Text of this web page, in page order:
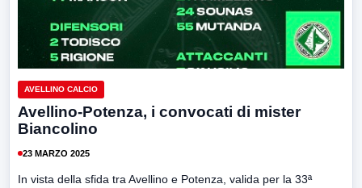
AVELLINO CALCIO
Avellino-Potenza, i convocati di mister
Biancolino
23 MARZO 2025
In vista della sfida tra Avellino e Potenza, valida per la 33ª